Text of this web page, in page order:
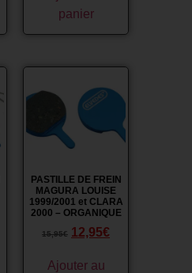
panier
PASTILLE DE FREIN
MAGURA LOUISE
1999/2001 et CLARA
2000 – ORGANIQUE
15,95€ 12,95€
Ajouter au